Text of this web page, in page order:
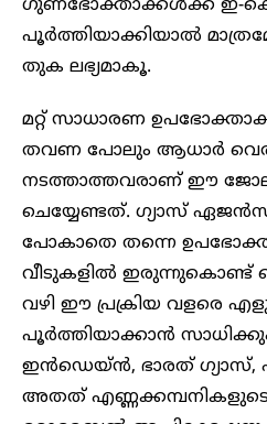
ഗുണഭോക്താക്കൾക്ക് ഇ-
പൂർത്തിയാക്കിയാൽ
തുക ലഭ്യമാകൂ.
മറ്റ് സാധാരണ
തവണ പോലും ആധാർ
നടത്താത്തവരാണ് ഈ ജോലി
ചെയ്യേണ്ടത്. ഗ്യാസ്
പോകാതെ തന്നെ
വീടുകളിൽ
വഴി ഈ പ്രക്രിയ വളരെ
പൂർത്തിയാക്കാൻ
ഇൻഡെയ്ൻ, ഭാരത് ഗ്യാസ്,
അതത്